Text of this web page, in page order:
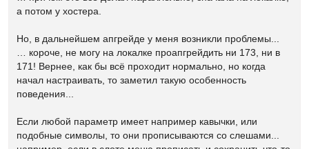
а потом у хостера.
Но, в дальнейшем апгрейде у меня возникли проблемы...
… короче, не могу на локалке проапгрейдить ни 173, ни в
171! Вернее, как бы всё проходит нормально, но когда
начал настраивать, то заметил такую особенность
поведения...
Если любой параметр имеет например кавычки, или
подобные символы, то они прописываются со слешами...